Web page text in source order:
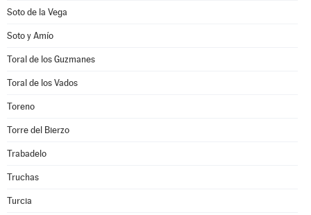
Soto de la Vega
Soto y Amío
Toral de los Guzmanes
Toral de los Vados
Toreno
Torre del Bierzo
Trabadelo
Truchas
Turcia